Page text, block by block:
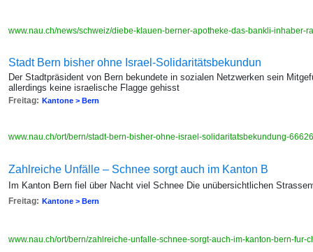
www.nau.ch/news/schweiz/diebe-klauen-berner-apotheke-das-bankli-inhaber-
Stadt Bern bisher ohne Israel-Solidaritätsbekundun
Der Stadtpräsident von Bern bekundete in sozialen Netzwerken sein
allerdings keine israelische Flagge gehisst
Freitag: Kantone > Bern
www.nau.ch/ort/bern/stadt-bern-bisher-ohne-israel-solidaritatsbekundung-
Zahlreiche Unfälle – Schnee sorgt auch im Kanton B
Im Kanton Bern fiel über Nacht viel Schnee Die unübersichtlichen
Freitag: Kantone > Bern
www.nau.ch/ort/bern/zahlreiche-unfalle-schnee-sorgt-auch-im-kanton-bern-fur-